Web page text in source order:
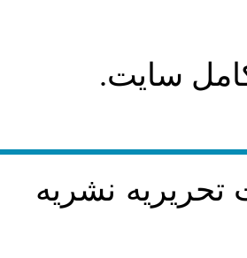
سایت.
تحريريه نشريه